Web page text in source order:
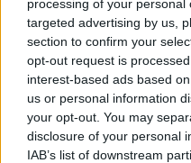
processing of your
targeted advertising by us,
section to confirm your
opt-out request is
interest-based ads based
us or personal information
your opt-out. You may
disclosure of your personal
IAB’s list of downstream